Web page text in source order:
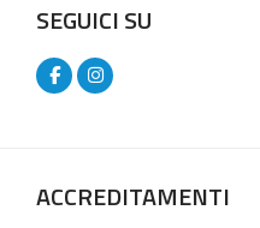
SEGUICI SU
ACCREDITAMENTI